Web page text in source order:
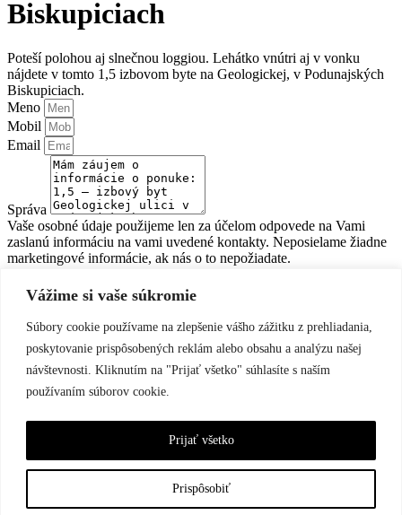
Vážime si vaše súkromie
Súbory cookie používame na zlepšenie vášho zážitku z prehliadania,
poskytovanie prispôsobených reklám alebo obsahu a analýzu našej
návštevnosti. Kliknutím na "Prijať všetko" súhlasíte s naším
používaním súborov cookie.
Prispôsobiť
Prijať všetko
Biskupiciach
Poteší polohou aj slnečnou loggiou. Lehátko vnútri aj v vonku
nájdete v tomto 1,5 izbovom byte na Geologickej, v Podunajských
Biskupiciach.
Meno
Mobil
Email
Správa
Vaše osobné údaje použijeme len za účelom odpovede na Vami
zaslanú informáciu na vami uvedené kontakty. Neposielame žiadne
marketingové informácie, ak nás o to nepožiadate.
Súhlasíte s tým, aby sme Vás kontaktovali na uvedené kontakty
že ste sa oboznámili s našimi pravidlami spracovania osobných
údajov.
Poslať
ondrej.matuska@realityspolu.sk